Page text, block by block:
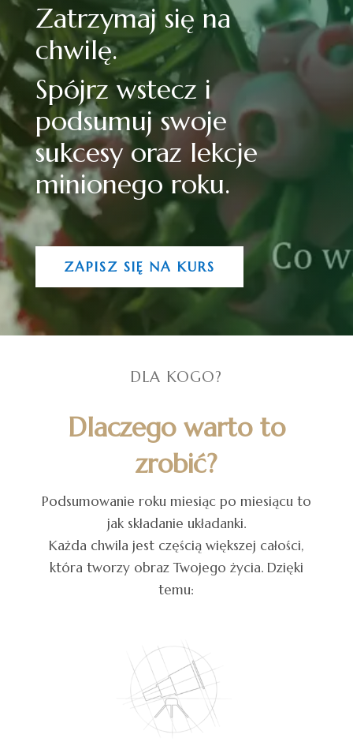
Zatrzymaj się na
chwilę.
Spójrz wstecz i
podsumuj swoje
sukcesy oraz lekcje
minionego roku.
ZAPISZ SIĘ NA KURS
DLA KOGO?
Dlaczego warto to
zrobić?
Podsumowanie roku miesiąc po miesiącu to
jak składanie układanki.
Każda chwila jest częścią większej całości,
która tworzy obraz Twojego życia. Dzięki
temu: